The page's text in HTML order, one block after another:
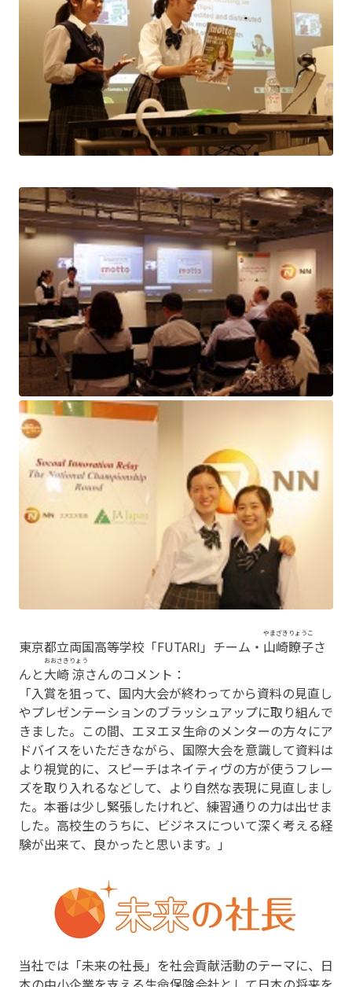
東京都立両国高等学校「FUTARI」チーム・ 山崎
やまざき
瞭子
りょうこ
さ
んと大崎
おおさき
涼
りょう
さんのコメント：
「入賞を狙って、国内大会が終わってから資料の見直し
やプレゼンテーションのブラッシュアップに取り組んで
きました。この間、エヌエヌ生命のメンターの方々にア
ドバイスをいただきながら、国際大会を意識して資料は
より視覚的に、スピーチはネイティヴの方が使うフレー
ズを取り入れるなどして、より自然な表現に見直しまし
た。本番は少し緊張したけれど、練習通りの力は出せま
した。高校生のうちに、ビジネスについて深く考える経
験が出来て、良かったと思います。」
当社では「未来の社長」を社会貢献活動のテーマに、日